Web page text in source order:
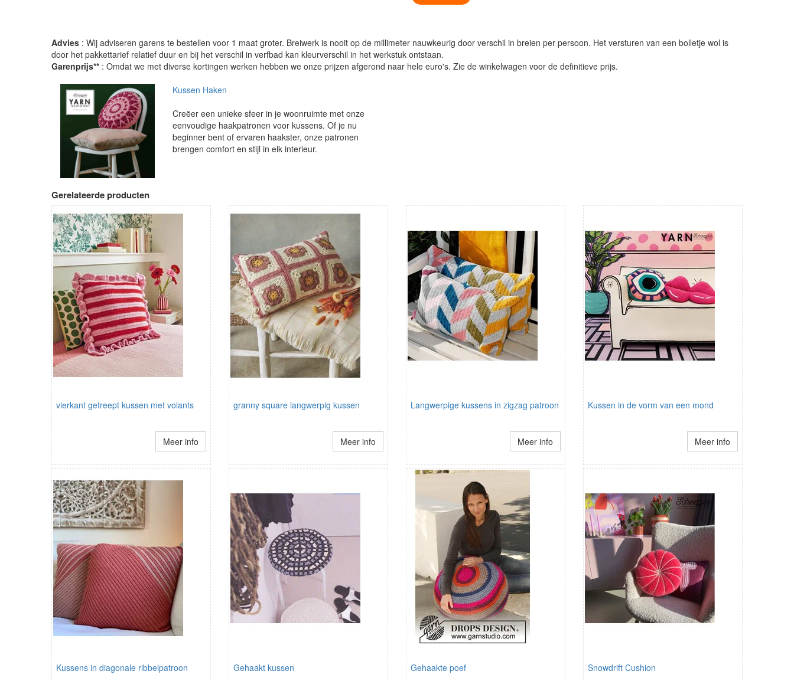
Advies : Wij adviseren garens te bestellen voor 1 maat groter. Breiwerk is nooit op de millimeter nauwkeurig door verschil in breien per persoon. Het versturen van een bolletje wol is
door het pakkettarief relatief duur en bij het verschil in verfbad kan kleurverschil in het werkstuk ontstaan.
Garenprijs** : Omdat we met diverse kortingen werken hebben we onze prijzen afgerond naar hele euro's. Zie de winkelwagen voor de definitieve prijs.
Kussen Haken
Creëer een unieke sfeer in je woonruimte met onze
eenvoudige haakpatronen voor kussens. Of je nu
beginner bent of ervaren haakster, onze patronen
brengen comfort en stijl in elk interieur.
Gerelateerde producten
vierkant getreept kussen met volants
Meer info
granny square langwerpig kussen
Meer info
Langwerpige kussens in zigzag patroon
Meer info
Kussen in de vorm van een mond
Meer info
Kussens in diagonale ribbelpatroon Gehaakt kussen Gehaakte poef Snowdrift Cushion